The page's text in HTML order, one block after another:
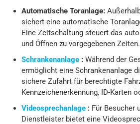
Automatische Toranlage:
sichert eine automatische
Eine Zeitschaltung steuert das
und Öffnen zu vorgegebenen Zeiten.
Schrankenanlage : Während der
ermöglicht eine Schrankenanlage
sichere Zufahrt für berechtigte
Kennzeichenerkennung, ID-Karten
Videosprechanlage : Für Besucher
Dienstleister bietet eine